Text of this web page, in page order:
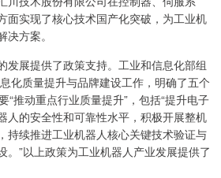
面实现了核心技术国产化突破，为工业机
方案。
发展提供了政策支持。工业和信息化部组
化质量提升与品牌建设工作，明确了五个
“推动重点行业质量提升”，包括“提升电子
人的安全性和可靠性水平，积极开展整机
持续推进工业机器人核心关键技术验证与
。”以上政策为工业机器人产业发展提供了